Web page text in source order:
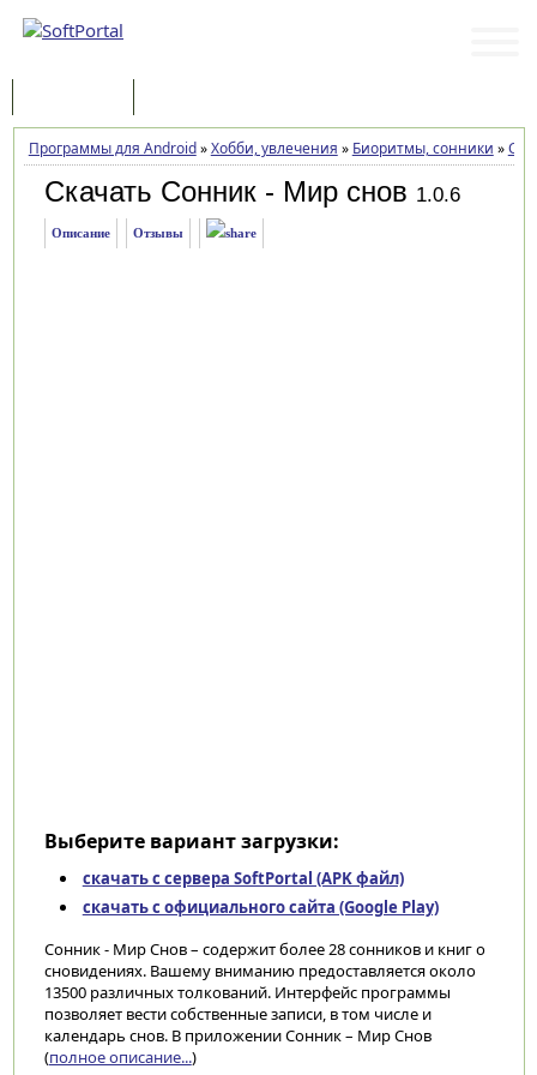
Программы для Android»Хобби, увлечения » Биоритмы, сонники »
Скачать Сонник - Мир снов 1.0.6
Описание Отзывы
Выберите вариант загрузки:
скачать с сервера SoftPortal (APK файл)
скачать с официального сайта (Google Play)
Сонник - Мир Снов – содержит более 28 сонников и книг о
сновидениях. Вашему вниманию предоставляется около
13500 различных толкований. Интерфейс программы
позволяет вести собственные записи, в том числе и
календарь снов. В приложении Сонник – Мир Снов
(полное описание...)